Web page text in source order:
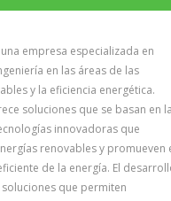
empresa especializada en
en las áreas de las
y la eficiencia energética.
soluciones que se basan en la
innovadoras que
renovables y promueven
de la energía. El
que permiten